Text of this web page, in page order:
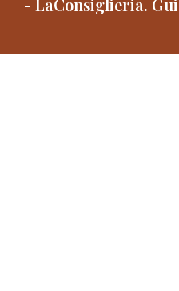
- LaConsiglieria.